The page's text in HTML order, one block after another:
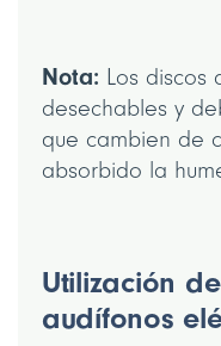
Nota: Los discos
desechables y
que cambien de
absorbido la
Utilización
audífonos